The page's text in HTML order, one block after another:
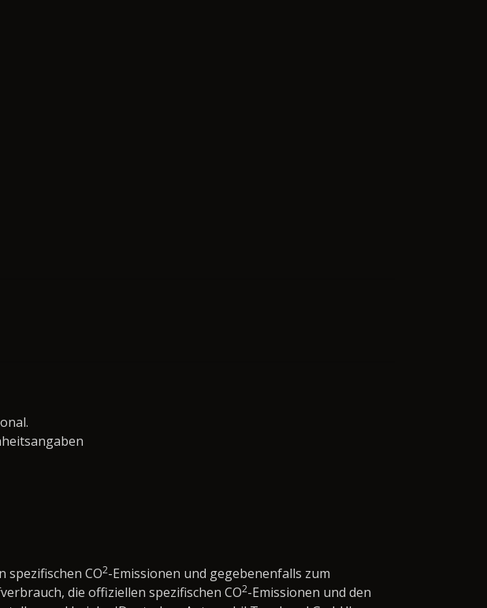
CO2-Emissionen und gegebenenfalls zum
die offiziellen spezifischen CO2-Emissionen und den